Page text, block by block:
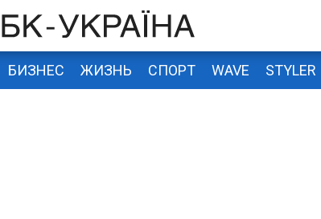
БИЗНЕС ЖИЗНЬ СПОРТ WAVE STYLER